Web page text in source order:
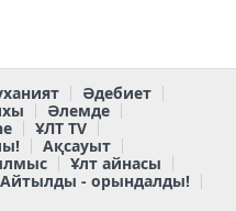
Әдебиет
Әлемде
ҰЛТ TV
Ақсауыт
Ұлт айнасы
Айтылды - орындалды!